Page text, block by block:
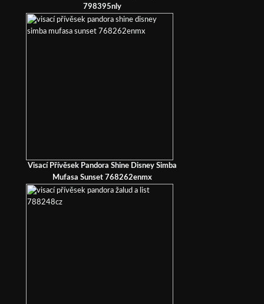
798395nly
Visací Přívěsek Pandora Shine Disney Simba
Mufasa Sunset 768262enmx